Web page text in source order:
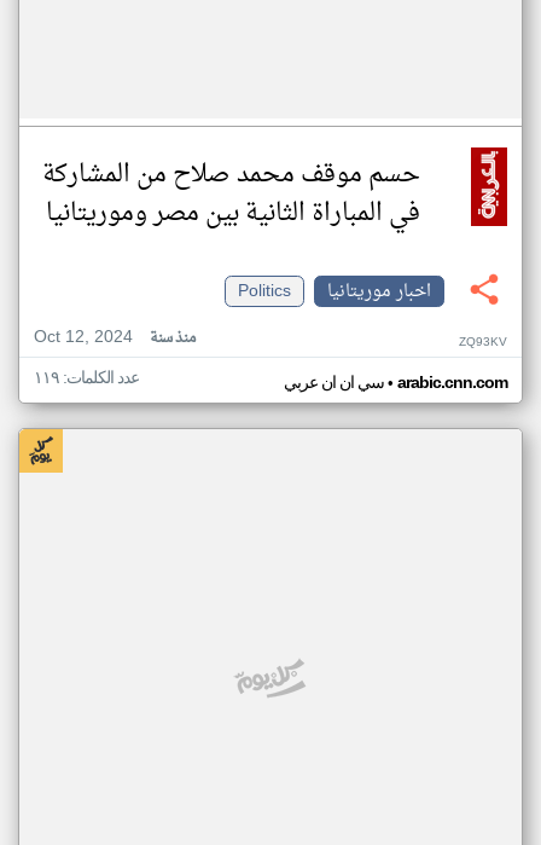
حسم موقف محمد صلاح من المشاركة
في المباراة الثانية بين مصر وموريتانيا
اخبار موريتانيا
Politics
Oct 12, 2024
منذ سنة ZQ93KV
سي ان ان عربي• arabic.cnn.com عدد الكلمات: ١١٩